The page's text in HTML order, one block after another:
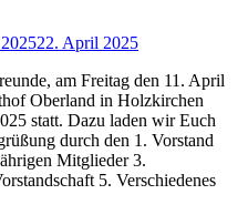
22. April 2025
am Freitag den 11. April
Oberland in Holzkirchen
statt. Dazu laden wir Euch
durch den 1. Vorstand
Mitglieder 3.
5. Verschiedenes